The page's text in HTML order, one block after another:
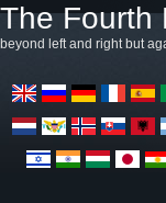
The Fourth
beyond left and right but